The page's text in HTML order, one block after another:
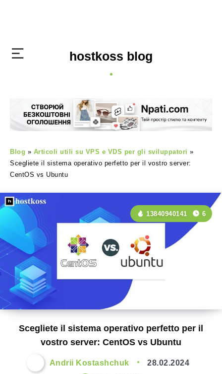
hostkoss blog
Blog » Articoli utili su VPS e VDS per gli sviluppatori »
Scegliete il sistema operativo perfetto per il vostro server:
CentOS vs Ubuntu
Scegliete il sistema operativo perfetto per il
vostro server: CentOS vs Ubuntu
13840940141 6
Andrii Kostashchuk 28.02.2024